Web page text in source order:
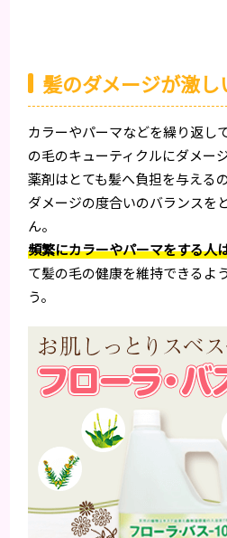
髪のダメージが激し
カラーやパーマなどを繰り返し
の毛のキューティクルにダメー
薬剤はとても髪へ負担を与える
ダメージの度合いのバランスを
ん。
頻繁にカラーやパーマをする人
て髪の毛の健康を維持できるよ
う。